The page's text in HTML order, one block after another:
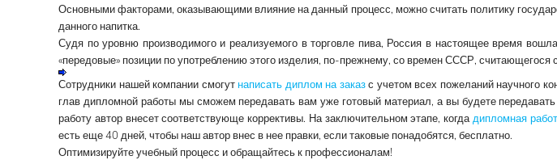
Основными факторами, оказывающими влияние на данный процесс, можно считать политику
данного напитка.
Судя по уровню производимого и реализуемого в торговле пива, Россия в настоящее время
«передовые» позиции по употреблению этого изделия, по-прежнему, со времен СССР, считающегося
Сотрудники нашей компании смогутнаписать диплом на заказс учетом всех пожеланий научного
глав дипломной работы мы сможем передавать вам уже готовый материал, а вы будете
работу автор внесет соответствующе коррективы. На заключительном этапе, когдадипломная
есть еще 40 дней, чтобы наш автор внес в нее правки, если таковые понадобятся, бесплатно.
Оптимизируйте учебный процесс и обращайтесь к профессионалам!